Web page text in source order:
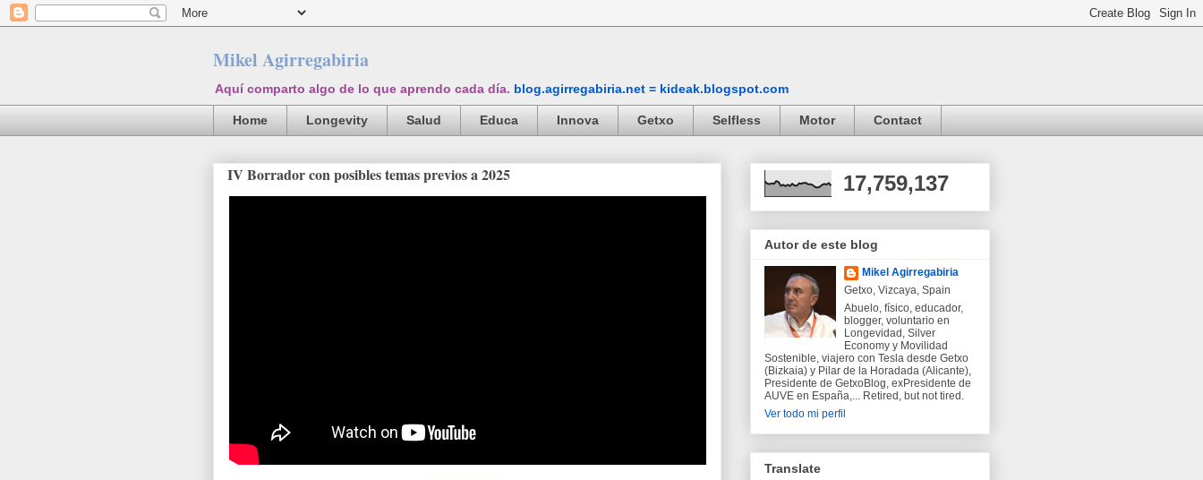
Mikel Agirregabiria
Aquí comparto algo de lo que aprendo cada día. blog.agirregabiria.net = kideak.blogspot.com
Home Longevity Salud Educa Innova Getxo Selfless Motor Contact
IV Borrador con posibles temas previos a 2025 17,759,137
Autor de este blog
Mikel Agirregabiria
Getxo, Vizcaya, Spain
Abuelo, físico, educador,
blogger, voluntario en
Longevidad, Silver
Economy y Movilidad
Sostenible, viajero con Tesla desde Getxo
(Bizkaia) y Pilar de la Horadada (Alicante),
Presidente de GetxoBlog, exPresidente de
AUVE en España,... Retired, but not tired.
Ver todo mi perfil
Translate